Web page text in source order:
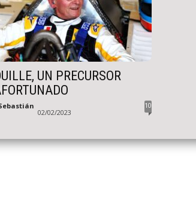
UN PRECURSOR
02/02/2023
10